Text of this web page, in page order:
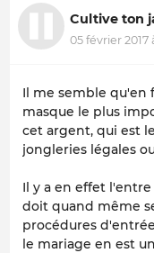
Cultive ton
05 février 2017
Il me semble qu'en
masque le plus
cet argent, qui est
jongleries légales
Il y a en effet
doit quand même
procédures
le mariage en est